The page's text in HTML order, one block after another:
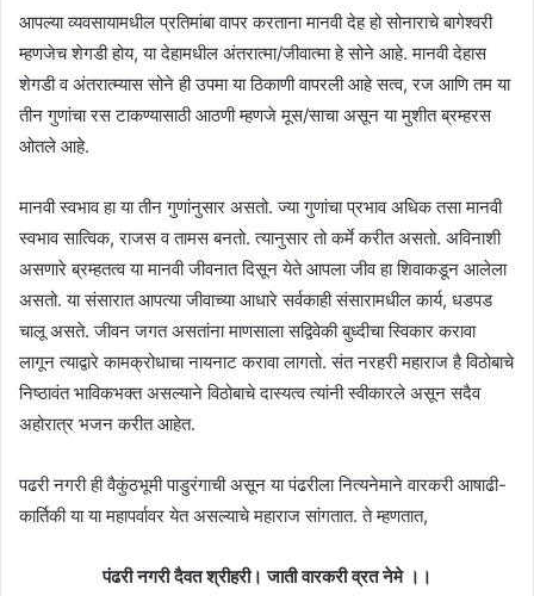
आपल्या व्यवसायामधील प्रतिमांबा वापर करताना मानवी देह हो सोनाराचे बागेश्वरी
म्हणजेच शेगडी होय, या देहामधील अंतरात्मा/जीवात्मा हे सोने आहे. मानवी देहास
शेगडी व अंतरात्म्यास सोने ही उपमा या ठिकाणी वापरली आहे सत्व, रज आणि तम या
तीन गुणांचा रस टाकण्यासाठी आठणी म्हणजे मूस/साचा असून या मुशीत ब्रम्हरस
ओतले आहे.
मानवी स्वभाव हा या तीन गुणांनुसार असतो. ज्या गुणांचा प्रभाव अधिक तसा मानवी
स्वभाव सात्विक, राजस व तामस बनतो. त्यानुसार तो कर्मे करीत असतो. अविनाशी
असणारे ब्रम्हतत्व या मानवी जीवनात दिसून येते आपला जीव हा शिवाकडून आलेला
असतो. या संसारात आपत्या जीवाच्या आधारे सर्वकाही संसारामधील कार्य, धडपड
चालू असते. जीवन जगत असतांना माणसाला सद्विवेकी बुध्दीचा स्विकार करावा
लागून त्याद्वारे कामक्रोधाचा नायनाट करावा लागतो. संत नरहरी महाराज है विठोबाचे
निष्ठावंत भाविकभक्त असल्याने विठोबाचे दास्यत्व त्यांनी स्वीकारले असून सदैव
अहोरात्र भजन करीत आहेत.
पढरी नगरी ही वैकुंठभूमी पाडुरंगाची असून या पंढरीला नित्यनेमाने वारकरी आषाढी-
कार्तिकी या या महापर्वावर येत असल्याचे महाराज सांगतात. ते म्हणतात,
पंढरी नगरी दैवत श्रीहरी। जाती वारकरी व्रत नेमे ।।